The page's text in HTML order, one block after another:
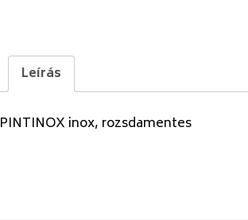
Leírás
PINTINOX inox, rozsdamentes